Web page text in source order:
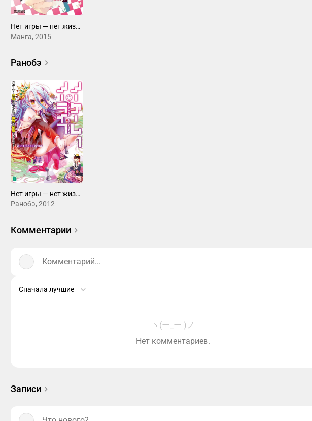
Нет игры — нет жизни, дэсу!
Манга, 2015
Ранобэ
Нет игры — нет жизни
Ранобэ, 2012
Комментарии
Комментарий...
Сначала лучшие
ヽ(ー_ー )ノ
Нет комментариев.
Записи